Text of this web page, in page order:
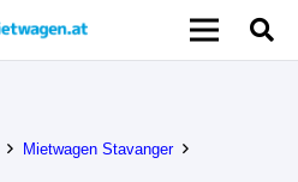
Mietwagen Stavanger